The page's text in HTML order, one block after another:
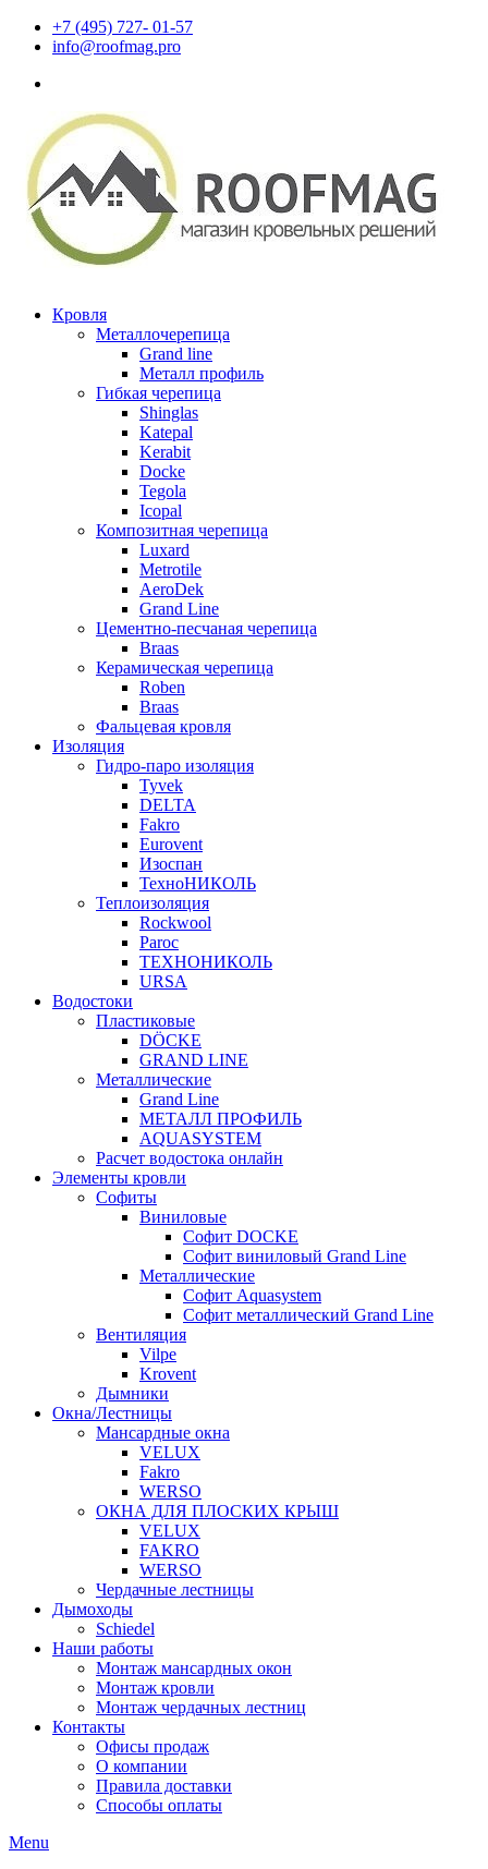
+7 (495) 727- 01-57
info@roofmag.pro
Кровля
Металлочерепица
Grand line
Металл профиль
Гибкая черепица
Shinglas
Katepal
Kerabit
Docke
Tegola
Icopal
Композитная черепица
Luxard
Metrotile
AeroDek
Grand Line
Цементно-песчаная черепица
Braas
Керамическая черепица
Roben
Braas
Фальцевая кровля
Изоляция
Гидро-паро изоляция
Tyvek
DELTA
Fakro
Eurovent
Изоспан
ТехноНИКОЛЬ
Теплоизоляция
Rockwool
Paroc
ТЕХНОНИКОЛЬ
URSA
Водостоки
Пластиковые
DÖCKE
GRAND LINE
Металлические
Grand Line
МЕТАЛЛ ПРОФИЛЬ
AQUASYSTEM
Расчет водостока онлайн
Элементы кровли
Софиты
Виниловые
Софит DOCKE
Софит виниловый Grand Line
Металлические
Софит Aquasystem
Софит металлический Grand Line
Вентиляция
Vilpe
Krovent
Дымники
Окна/Лестницы
Мансардные окна
VELUX
Fakro
WERSO
ОКНА ДЛЯ ПЛОСКИХ КРЫШ
VELUX
FAKRO
WERSO
Чердачные лестницы
Дымоходы
Schiedel
Наши работы
Монтаж мансардных окон
Монтаж кровли
Монтаж чердачных лестниц
Контакты
Офисы продаж
О компании
Правила доставки
Способы оплаты
Menu